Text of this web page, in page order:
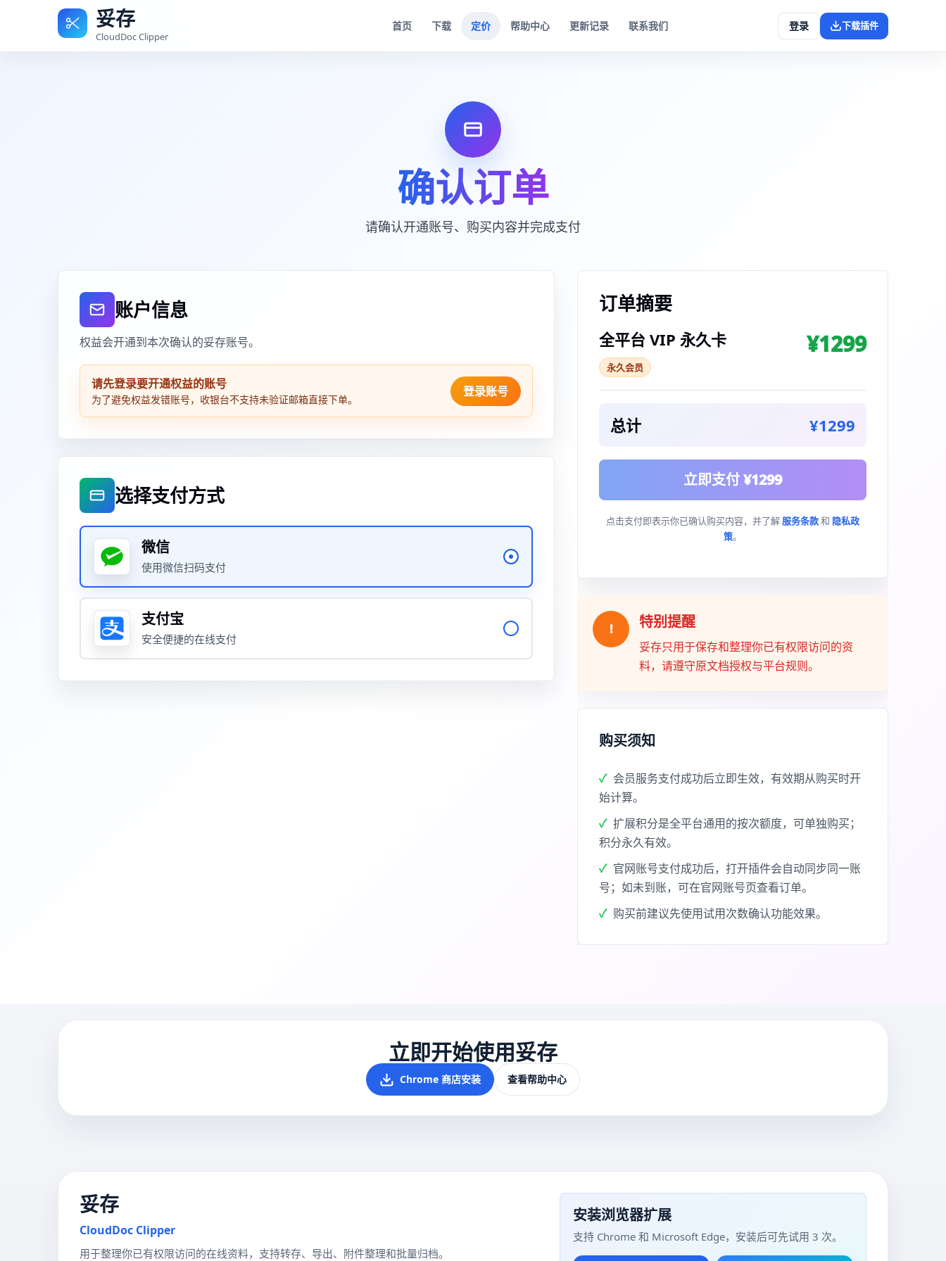
妥存
CloudDoc Clipper
首页 下载 定价 帮助中心 更新记录 联系我们 登录 下载插件
确认订单
请确认开通账号、购买内容并完成支付
账户信息
权益会开通到本次确认的妥存账号。
请先登录要开通权益的账号
为了避免权益发错账号，收银台不支持未验证邮箱直接下单。
登录账号
选择支付方式
微信
使用微信扫码支付
支付宝
安全便捷的在线支付
订单摘要
全平台 VIP 永久卡
永久会员
¥1299
总计 ¥1299
立即支付 ¥1299
点击支付即表示你已确认购买内容，并了解 服务条款和 隐私政
策。
! 特别提醒
妥存只用于保存和整理你已有权限访问的资
料，请遵守原文档授权与平台规则。
购买须知
会员服务支付成功后立即生效，有效期从购买时开
始计算。
扩展积分是全平台通用的按次额度，可单独购买；
积分永久有效。
官网账号支付成功后，打开插件会自动同步同一账
号；如未到账，可在官网账号页查看订单。
购买前建议先使用试用次数确认功能效果。
立即开始使用妥存
Chrome 商店安装 查看帮助中心
妥存
CloudDoc Clipper
用于整理你已有权限访问的在线资料，支持转存、导出、附件整理和批量归档。
安装浏览器扩展
支持 Chrome 和 Microsoft Edge，安装后可先试用 3 次。